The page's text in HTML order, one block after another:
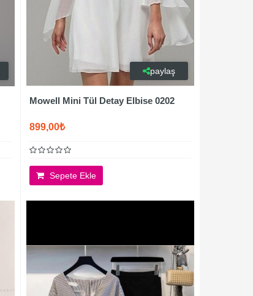
paylaş
Mowell Mini Tül Detay Elbise 0202
899,00₺
Sepete Ekle